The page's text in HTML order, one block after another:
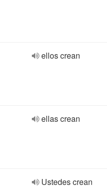
ellos crean
ellas crean
Ustedes crean